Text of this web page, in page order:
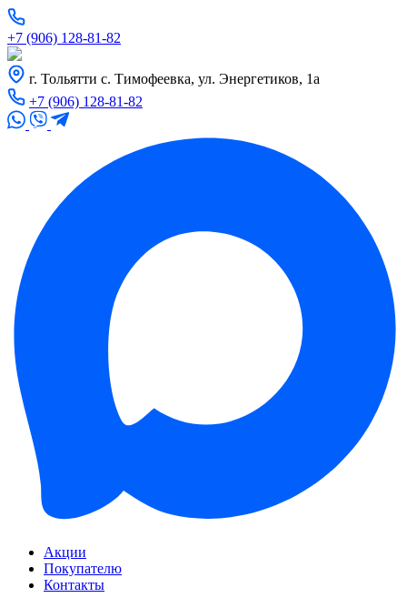
+7 (906) 128-81-82
г. Тольятти с. Тимофеевка, ул. Энергетиков, 1а
+7 (906) 128-81-82
Акции
Покупателю
Контакты